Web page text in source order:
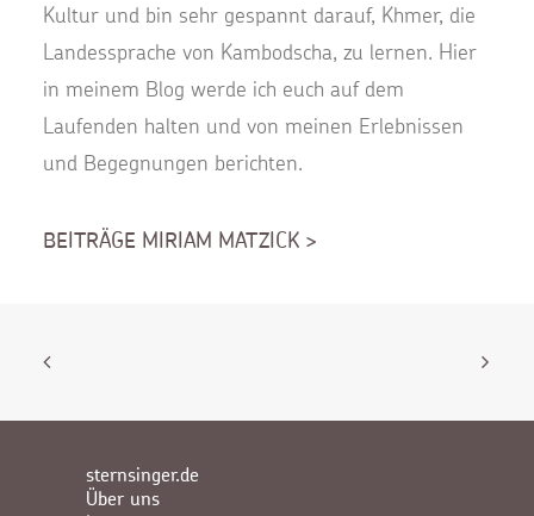
Kultur und bin sehr gespannt darauf, Khmer, die
Landessprache von Kambodscha, zu lernen. Hier
in meinem Blog werde ich euch auf dem
Laufenden halten und von meinen Erlebnissen
und Begegnungen berichten.
BEITRÄGE MIRIAM MATZICK >
sternsinger.de
Über uns